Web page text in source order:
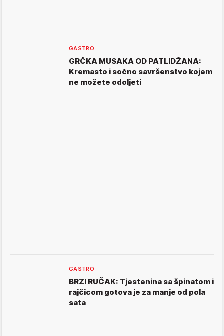
GASTRO
GRČKA MUSAKA OD PATLIDŽANA:
Kremasto i sočno savršenstvo kojem
ne možete odoljeti
GASTRO
BRZI RUČAK: Tjestenina sa špinatom i
rajčicom gotova je za manje od pola
sata